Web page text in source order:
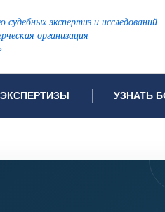
экспертиз и исследований
организация
ЭКСПЕРТИЗЫ
проводимых экспертиз
УЗНАТЬ
Видео
Частые